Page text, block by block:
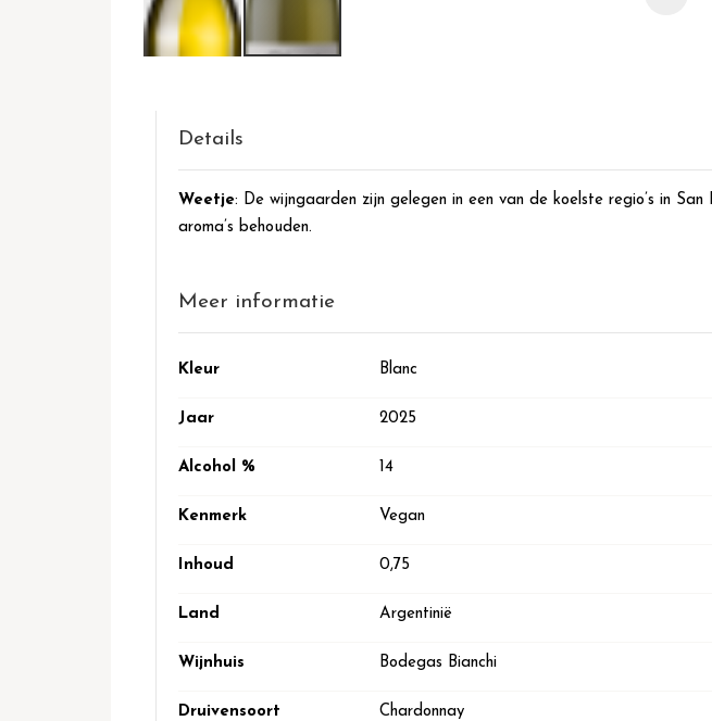
het
afbeeldingen-
gallerij
Details
Weetje: De wijngaarden zijn gelegen in een van de koelste regio’s in
aroma’s behouden.
Meer informatie
Meer
Kleur Blanc
Jaar 2025
Alcohol % 14
Kenmerk Vegan
Inhoud 0,75
Land Argentinië
Wijnhuis Bodegas Bianchi
Druivensoort Chardonnay